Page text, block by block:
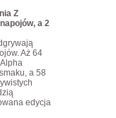
Z
a 2
Aż 64
a 58
edycja